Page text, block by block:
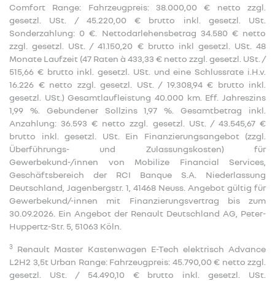
Comfort Range: Fahrzeugpreis: 38.000,00 € netto zzgl.
gesetzl. USt. / 45.220,00 € brutto inkl. gesetzl. USt.
Sonderzahlung: 0 €. Nettodarlehensbetrag 34.580 € netto
zzgl. gesetzl. USt. / 41.150,20 € brutto inkl gesetzl. USt. 48
Monate Laufzeit (47 Raten à 433,33 € netto zzgl. gesetzl. USt. /
515,66 € brutto inkl. gesetzl. USt. und eine Schlussrate i.H.v.
16.226 € netto zzgl. gesetzl. USt. / 19.308,94 € brutto inkl.
gesetzl. USt.) Gesamtlaufleistung 40.000 km. Eff. Jahreszins
1,99 %. Gebundener Sollzins 1,97 %. Gesamtbetrag inkl.
Anzahlung: 36.593 € netto zzgl. gesetzl. USt. / 43.545,67 €
brutto inkl. gesetzl. USt. Ein Finanzierungsangebot (zzgl.
Überführungs- und Zulassungskosten) für
Gewerbekund-/innen von Mobilize Financial Services,
Geschäftsbereich der RCI Banque S.A. Niederlassung
Deutschland, Jagenbergstr. 1, 41468 Neuss. Angebot gültig für
Gewerbekund/-innen mit Finanzierungsvertrag bis zum
30.09.2026. Ein Angebot der Renault Deutschland AG, Peter-
Huppertz-Str. 5, 51063 Köln.
3
Renault Master Kastenwagen E-Tech elektrisch Advance
L2H2 3,5t Urban Range: Fahrzeugpreis: 45.790,00 € netto zzgl.
gesetzl. USt. / 54.490,10 € brutto inkl. gesetzl. USt.